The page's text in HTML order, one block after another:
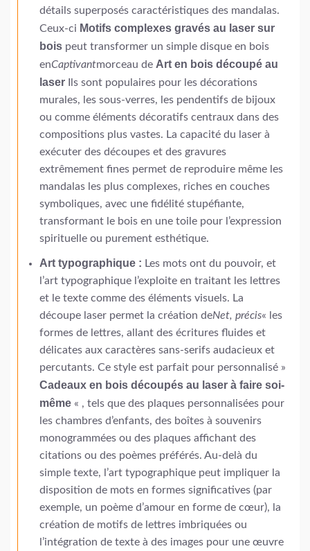
détails superposés caractéristiques des mandalas.
Ceux-ci Motifs complexes gravés au laser sur
boispeut transformer un simple disque en bois
enCaptivantmorceau de Art en bois découpé au
laserIls sont populaires pour les décorations
murales, les sous-verres, les pendentifs de bijoux
ou comme éléments décoratifs centraux dans des
compositions plus vastes. La capacité du laser à
exécuter des découpes et des gravures
extrêmement fines permet de reproduire même les
mandalas les plus complexes, riches en couches
symboliques, avec une fidélité stupéfiante,
transformant le bois en une toile pour l’expression
spirituelle ou purement esthétique.
Art typographique : Les mots ont du pouvoir, et
l’art typographique l’exploite en traitant les lettres
et le texte comme des éléments visuels. La
découpe laser permet la création deNet, précis« les
formes de lettres, allant des écritures fluides et
délicates aux caractères sans-serifs audacieux et
percutants. Ce style est parfait pour personnalisé »
Cadeaux en bois découpés au laser à faire soi-
même« , tels que des plaques personnalisées pour
les chambres d’enfants, des boîtes à souvenirs
monogrammées ou des plaques affichant des
citations ou des poèmes préférés. Au-delà du
simple texte, l’art typographique peut impliquer la
disposition de mots en formes significatives (par
exemple, un poème d’amour en forme de cœur), la
création de motifs de lettres imbriquées ou
l’intégration de texte à des images pour une œuvre